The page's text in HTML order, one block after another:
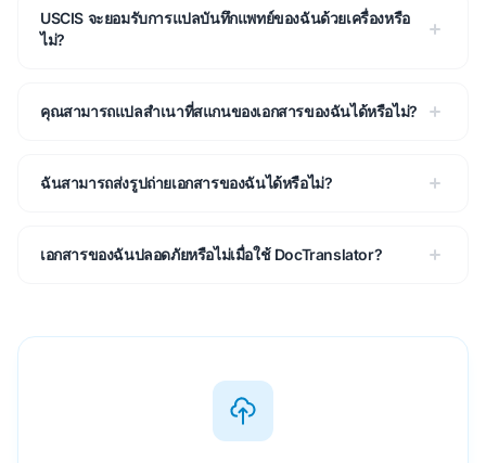
USCIS จะยอมรับการแปลบันทึกแพทย์ของฉันด้วยเครื่องหรือ
ไม่?
คุณสามารถแปลสําเนาที่สแกนของเอกสารของฉันได้หรือไม่?
ฉันสามารถส่งรูปถ่ายเอกสารของฉันได้หรือไม่?
เอกสารของฉันปลอดภัยหรือไม่เมื่อใช้ DocTranslator?